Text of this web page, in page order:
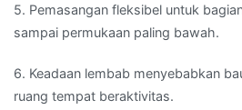
5. Pemasangan fleksibel untuk
sampai permukaan paling bawah.
6. Keadaan lembab menyebabkan
ruang tempat beraktivitas.